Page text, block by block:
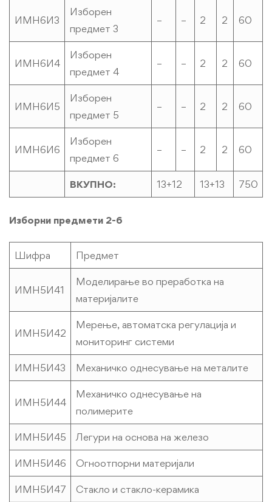
ИМН6И3
Изборен
предмет 3
– – 2 2 60
ИМН6И4
Изборен
предмет 4
– – 2 2 60
ИМН6И5
Изборен
предмет 5
– – 2 2 60
ИМН6И6
Изборен
предмет 6
– – 2 2 60
ВКУПНО: 13+12 13+13 750
Изборни предмети 2-6
Шифра Предмет
ИМН5И41
Моделирање во преработка на
материјалите
ИМН5И42
Мерење, автоматска регулација и
мониторинг системи
ИМН5И43 Механичко однесување на металите
ИМН5И44
Механичко однесување на
полимерите
ИМН5И45 Легури на основа на железо
ИМН5И46 Огноотпорни материјали
ИМН5И47 Стакло и стакло-керамика